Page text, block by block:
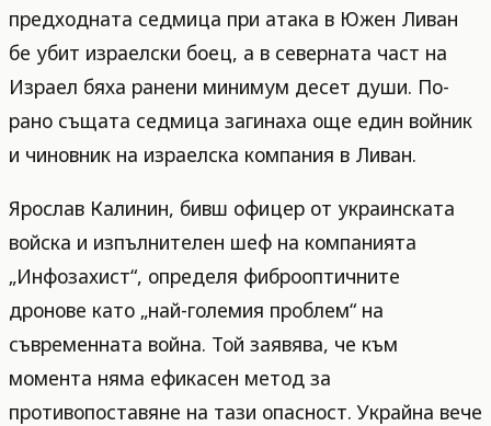
предходната седмица при атака в Южен Ливан
бе убит израелски боец, а в северната част на
Израел бяха ранени минимум десет души. По-
рано същата седмица загинаха още един войник
и чиновник на израелска компания в Ливан.
Ярослав Калинин, бивш офицер от украинската
войска и изпълнителен шеф на компанията
„Инфозахист“, определя фиброоптичните
дронове като „най-големия проблем“ на
съвременната война. Той заявява, че към
момента няма ефикасен метод за
противопоставяне на тази опасност. Украйна вече